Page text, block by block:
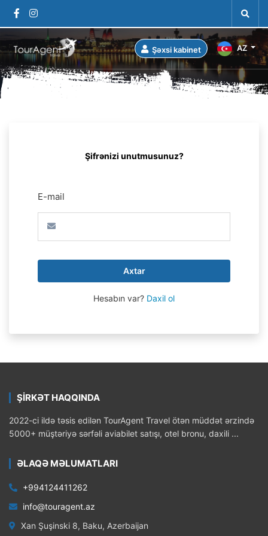
Şəxsi kabinet AZ
Menu
Şifrənizi unutmusunuz?
E-mail
Axtar
Hesabın var? Daxil ol
ŞİRKƏT HAQQINDA
2022-ci ildə təsis edilən TourAgent Travel ötən müddət ərzində
5000+ müştəriyə sərfəli aviabilet satışı, otel bronu, daxili ...
ƏLAQƏ MƏLUMATLARI
+994124411262
info@touragent.az
Xan Şuşinski 8, Baku, Azerbaijan